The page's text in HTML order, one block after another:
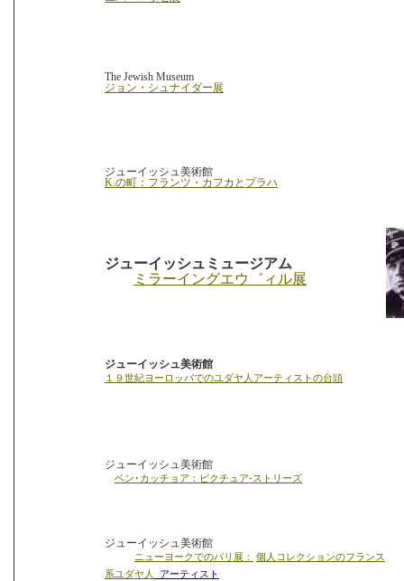
The Jewish Museum
ジョン・シュナイダー展
ジューイッシュ美術館
K.の町：フランツ・カフカとプラハ
ジューイッシュミュージアム
ミラーイングエウ゛ィル展
ジューイッシュ美術館
１９世紀ヨーロッパでのユダヤ人アーティストの台頭
ジューイッシュ美術館
ベン･カッチョア：ピクチュア-ストリーズ
ジューイッシュ美術館
ニューヨークでのパリ展：
個人コレクションのフランス
系ユダヤ人
アーティスト